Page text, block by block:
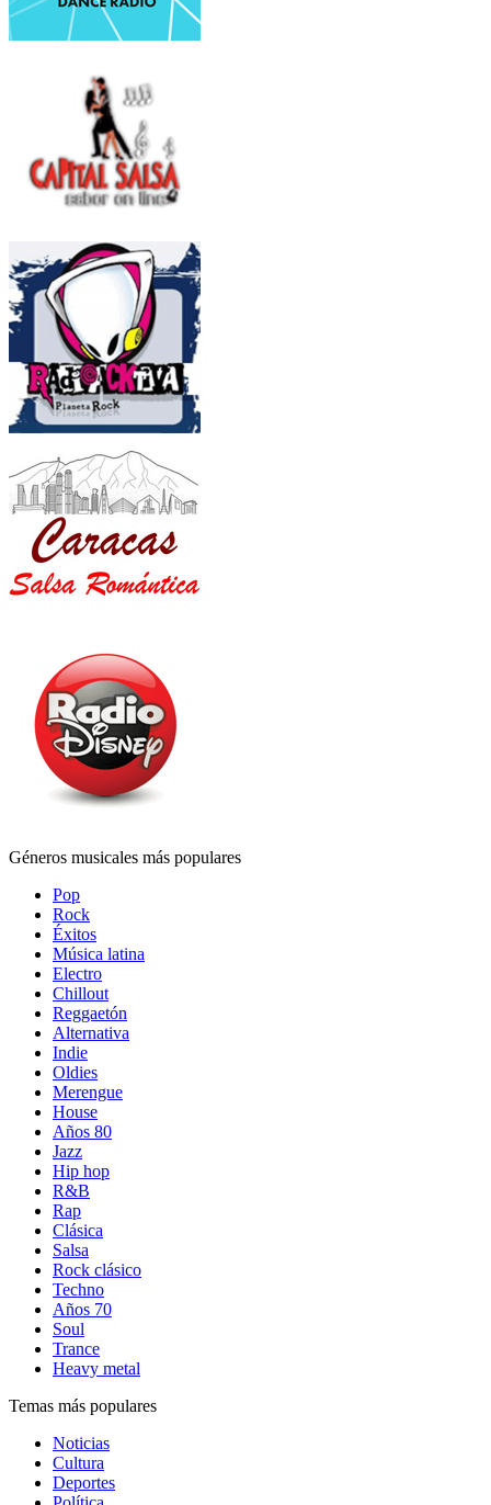
Géneros musicales más populares
Pop
Rock
Éxitos
Música latina
Electro
Chillout
Reggaetón
Alternativa
Indie
Oldies
Merengue
House
Años 80
Jazz
Hip hop
R&B
Rap
Clásica
Salsa
Rock clásico
Techno
Años 70
Soul
Trance
Heavy metal
Temas más populares
Noticias
Cultura
Deportes